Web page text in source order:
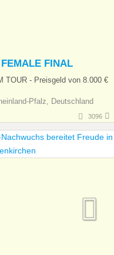
FINAL
TOUR - Preisgeld von 8.000 €
Pfalz, Deutschland
3096